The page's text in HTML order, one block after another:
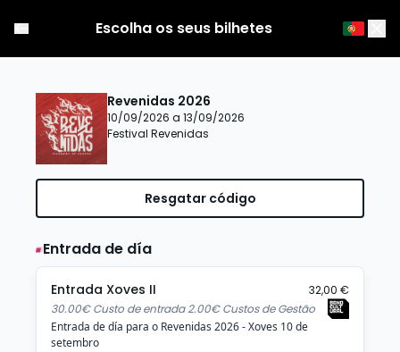
Escolha os seus bilhetes
Revenidas 2026
10/09/2026 a 13/09/2026
Festival Revenidas
Resgatar código
Entrada de día
Entrada Xoves II
32,00 €
30.00€ Custo de entrada 2.00€ Custos de Gestão
Entrada de día para o Revenidas 2026 - Xoves 10 de
setembro